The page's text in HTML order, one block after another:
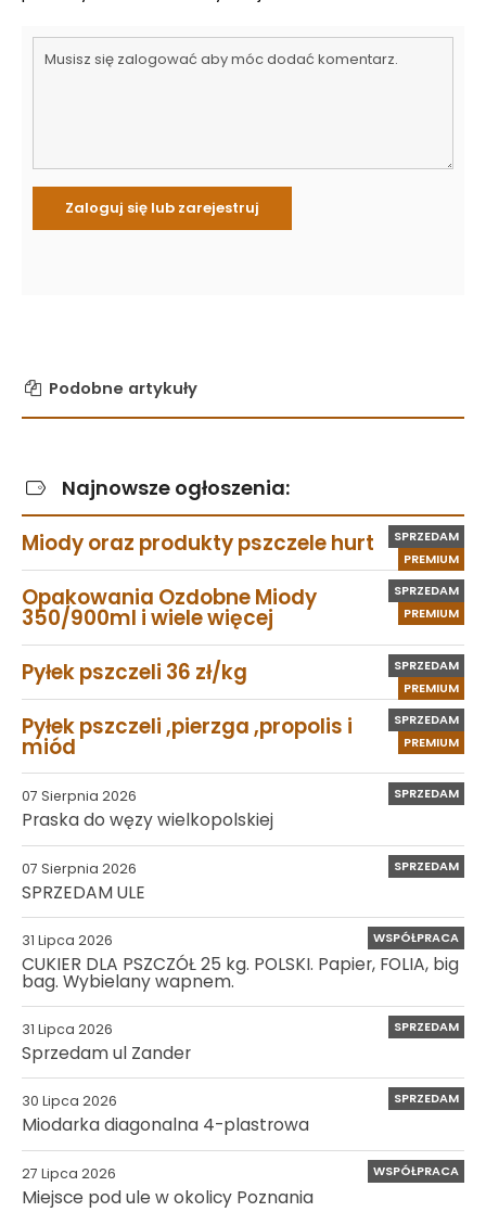
Podobne artykuły
Najnowsze ogłoszenia:
PREMIUM
SPRZEDAM
Miody oraz produkty pszczele hurt
PREMIUM
SPRZEDAM
Opakowania Ozdobne Miody
350/900ml i wiele więcej
PREMIUM
SPRZEDAM
Pyłek pszczeli 36 zł/kg
PREMIUM
SPRZEDAM
Pyłek pszczeli ,pierzga ,propolis i
miód
07 Sierpnia 2026 SPRZEDAM
Praska do węzy wielkopolskiej
07 Sierpnia 2026 SPRZEDAM
SPRZEDAM ULE
31 Lipca 2026 WSPÓŁPRACA
CUKIER DLA PSZCZÓŁ 25 kg. POLSKI. Papier, FOLIA, big
bag. Wybielany wapnem.
31 Lipca 2026 SPRZEDAM
Sprzedam ul Zander
30 Lipca 2026 SPRZEDAM
Miodarka diagonalna 4-plastrowa
27 Lipca 2026 WSPÓŁPRACA
Miejsce pod ule w okolicy Poznania